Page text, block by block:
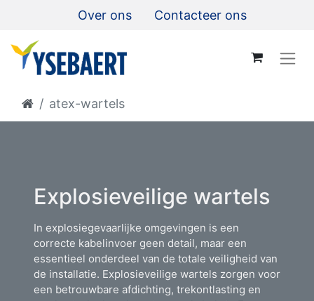
Over ons Contacteer ons
atex-wartels
Explosieveilige wartels
In explosiegevaarlijke omgevingen is een
correcte kabelinvoer geen detail, maar een
essentieel onderdeel van de totale veiligheid van
de installatie. Explosieveilige wartels zorgen voor
een betrouwbare afdichting, trekontlasting en